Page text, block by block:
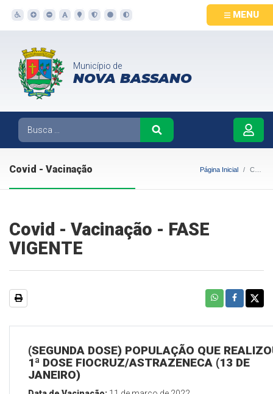
MENU
Município de
NOVA BASSANO
Covid - Vacinação Página Inicial Covid - Vacinação
Covid - Vacinação - FASE
VIGENTE
(SEGUNDA DOSE) POPULAÇÃO QUE
1ª DOSE FIOCRUZ/ASTRAZENECA (13 DE
JANEIRO)